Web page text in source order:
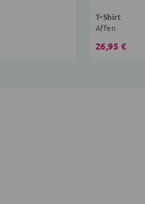
T-Shirt
Affen
26,95 €